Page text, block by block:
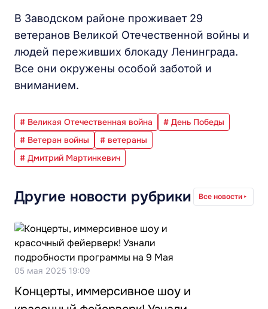
В Заводском районе проживает 29
ветеранов Великой Отечественной войны и
людей переживших блокаду Ленинграда.
Все они окружены особой заботой и
вниманием.
# Великая Отечественная война
# День Победы
# Ветеран войны
# ветераны
# Дмитрий Мартинкевич
Другие новости рубрики Все новости
05 мая 2025 19:09
Концерты, иммерсивное шоу и